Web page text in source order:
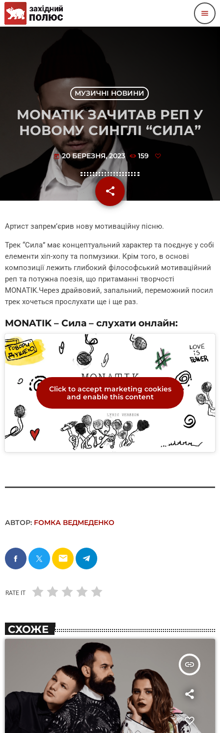
menu
МУЗИЧНІ НОВИНИ
MONATIK ЗАЧИТАВ РЕП У
НОВОМУ СИНГЛІ “СИЛА”
today 20 БЕРЕЗНЯ, 2023 159
share
email
Артист запрем’єрив нову мотиваційну пісню.
Трек “Сила” має концептуальний характер та поєднує у собі
елементи хіп-хопу та попмузики. Крім того, в основі
композиції лежить глибокий філософський мотиваційний
реп та потужна поезія, що притаманні творчості
MONATIK.Через драйвовий, запальний, переможний посил
трек хочеться прослухати ще і ще раз.
MONATIK – Сила – слухати онлайн:
Click to accept marketing cookies
and enable this content
АВТОР: FОMКА ВЕДМЕДЕНКО
email
RATE IT
СХОЖЕ
insert_link